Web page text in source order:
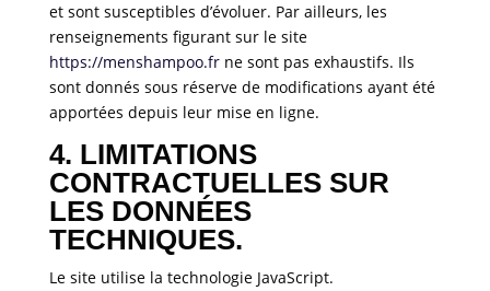
et sont susceptibles d’évoluer. Par ailleurs, les
renseignements figurant sur le site
https://menshampoo.fr ne sont pas exhaustifs. Ils
sont donnés sous réserve de modifications ayant été
apportées depuis leur mise en ligne.
4. LIMITATIONS
CONTRACTUELLES SUR
LES DONNÉES
TECHNIQUES.
Le site utilise la technologie JavaScript.